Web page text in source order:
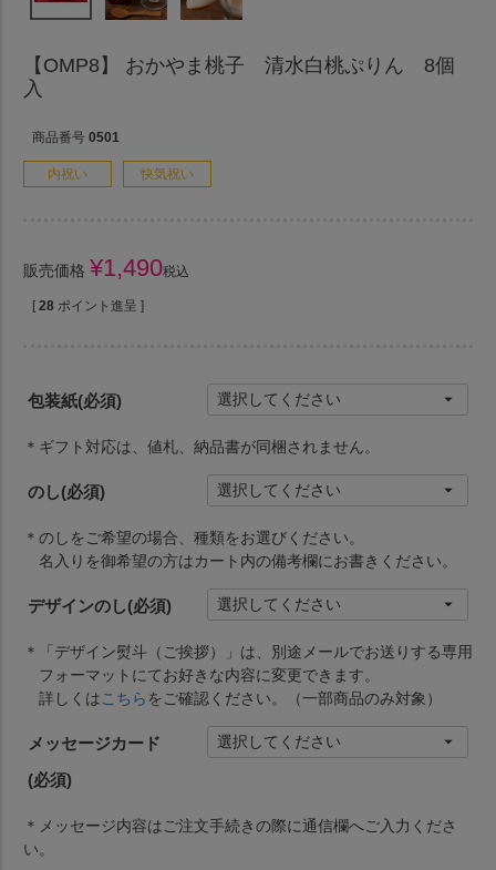
【OMP8】 おかやま桃子 清水白桃ぷりん 8個
入
商品番号 0501
内祝い 快気祝い
販売価格 ¥1,490税込
[ 28 ポイント進呈 ]
包装紙(必須)
＊ギフト対応は、値札、納品書が同梱されません。
のし(必須)
＊のしをご希望の場合、種類をお選びください。
名入りを御希望の方はカート内の備考欄にお書きください。
デザインのし(必須)
＊「デザイン熨斗（ご挨拶）」は、別途メールでお送りする専用
フォーマットにてお好きな内容に変更できます。
詳しくは こちら をご確認ください。（一部商品のみ対象）
メッセージカード
(必須)
＊メッセージ内容はご注文手続きの際に通信欄へご入力くださ
い。